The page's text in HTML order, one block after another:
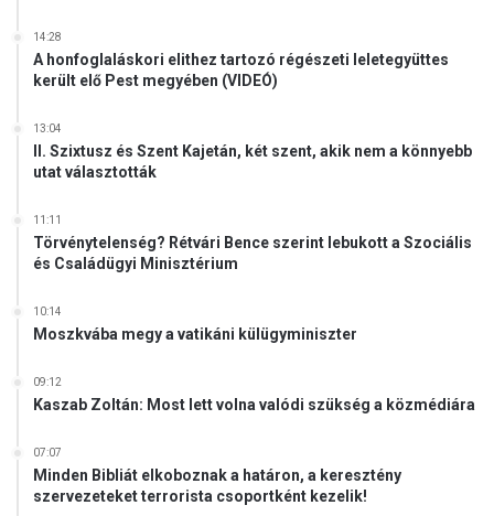
b
14:28
A honfoglaláskori elithez tartozó régészeti leletegyüttes
került elő Pest megyében (VIDEÓ)
13:04
II. Szixtusz és Szent Kajetán, két szent, akik nem a könnyebb
utat választották
11:11
Törvénytelenség? Rétvári Bence szerint lebukott a Szociális
és Családügyi Minisztérium
10:14
Moszkvába megy a vatikáni külügyminiszter
09:12
Kaszab Zoltán: Most lett volna valódi szükség a közmédiára
07:07
Minden Bibliát elkoboznak a határon, a keresztény
szervezeteket terrorista csoportként kezelik!